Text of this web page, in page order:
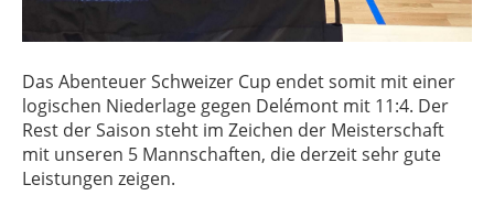
Das Abenteuer Schweizer Cup endet somit mit einer
logischen Niederlage gegen Delémont mit 11:4. Der
Rest der Saison steht im Zeichen der Meisterschaft
mit unseren 5 Mannschaften, die derzeit sehr gute
Leistungen zeigen.